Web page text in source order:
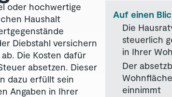
oder hochwertige
Haushalt
Diebstahl versichern
ab. Die Kosten dafür
absetzen. Dieser
dazu erfüllt sein
Angaben in Ihrer
Auf einen
Die
steuerlich
in Ihrer
Der
einnimmt